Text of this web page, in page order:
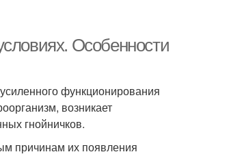
Особенности
функционирования
возникает
гнойничков.
причинам их появления